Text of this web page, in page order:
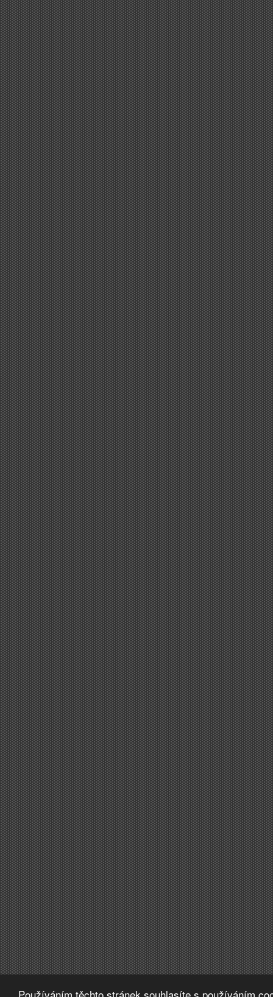
Používáním těchto stránek souhlasíte s používáním